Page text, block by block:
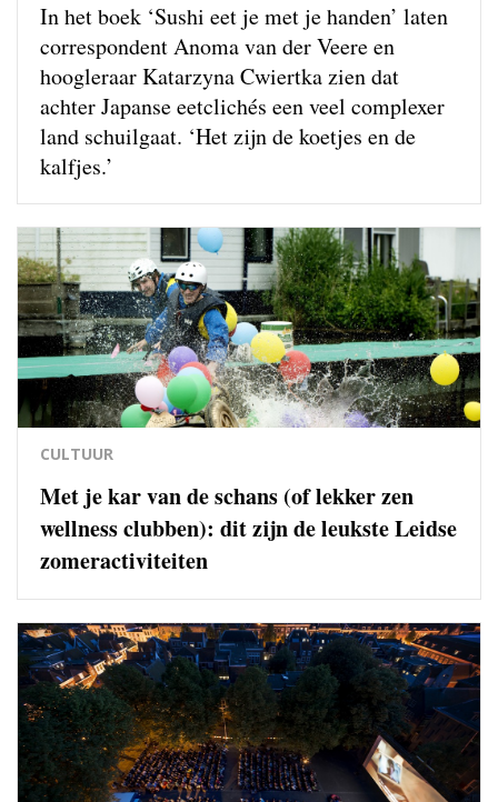
In het boek ‘Sushi eet je met je handen’ laten
correspondent Anoma van der Veere en
hoogleraar Katarzyna Cwiertka zien dat
achter Japanse eetclichés een veel complexer
land schuilgaat. ‘Het zijn de koetjes en de
kalfjes.’
CULTUUR
Met je kar van de schans (of lekker zen
wellness clubben): dit zijn de leukste Leidse
zomeractiviteiten